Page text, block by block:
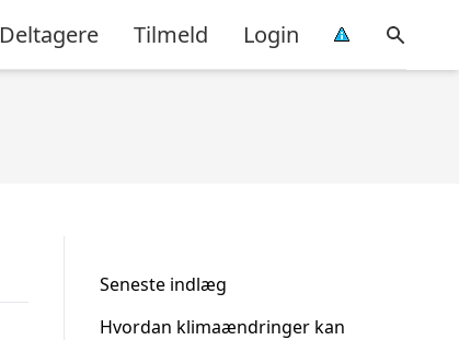
Deltagere Tilmeld Login
Seneste indlæg
Hvordan klimaændringer kan